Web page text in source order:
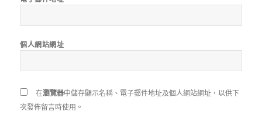
個人網站網址
在瀏覽器中儲存顯示名稱、電子郵件地址及個人網站網址，以供下
次發佈留言時使用。